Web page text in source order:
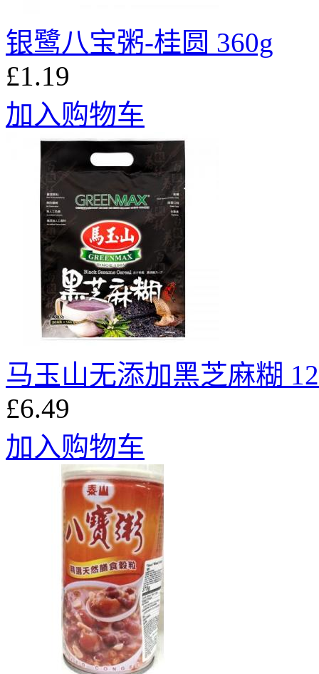
银鹭八宝粥-桂圆 360g
£1.19
加入购物车
马玉山无添加黑芝麻糊
£6.49
加入购物车